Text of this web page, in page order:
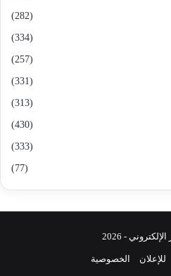
(282)
(334)
(257)
(331)
(313)
(430)
(333)
(77)
- 2026
للإعلان الخصوصية